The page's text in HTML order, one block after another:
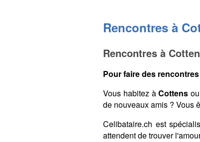
Rencontres à
Rencontres à
Pour faire des
Vous habitez àCottens
de nouveaux amis ? Vous
Celibataire.ch est
attendent de trouver